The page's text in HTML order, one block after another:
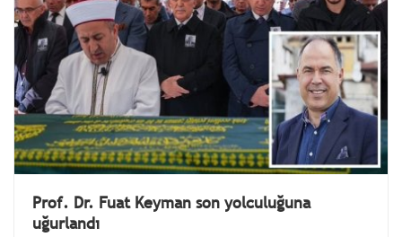
Prof. Dr. Fuat Keyman son yolculuğuna
uğurlandı